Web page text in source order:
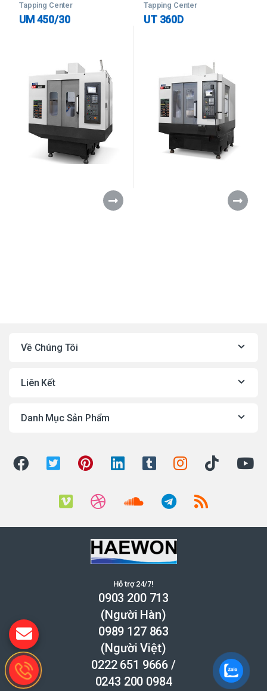
Tapping Center
UM 450/30
Tapping Center
UT 360D
Về Chúng Tôi
Liên Kết
Danh Mục Sản Phẩm
Hỗ trợ 24/7!
0903 200 713
(Người Hàn)
0989 127 863
(Người Việt)
0222 651 9666 /
0243 200 0984